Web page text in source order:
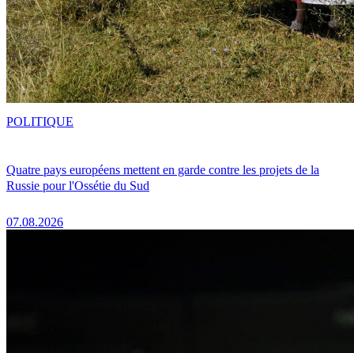
Quatre pays européens mettent en garde contre les projets de la
Russie pour l'Ossétie du Sud
07.08.2026
POLITIQUE